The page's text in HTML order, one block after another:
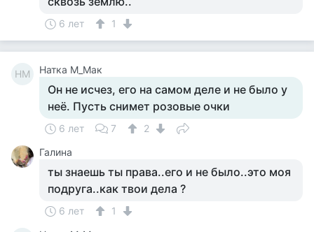
6 лет 1
НМ Натка М_Мак
Он не исчез, его на самом деле и не было у
неё. Пусть снимет розовые очки
6 лет 7
2
Галина
ты знаешь ты права..его и не было..это моя
подруга..как твои дела ?
6 лет 1